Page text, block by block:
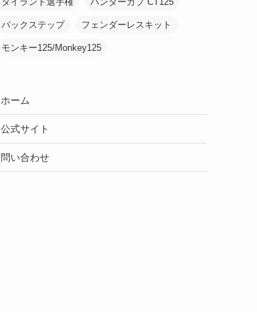
バックステップ フェンダーレスキット
モンキー125/Monkey125
ホーム
公式サイト
問い合わせ